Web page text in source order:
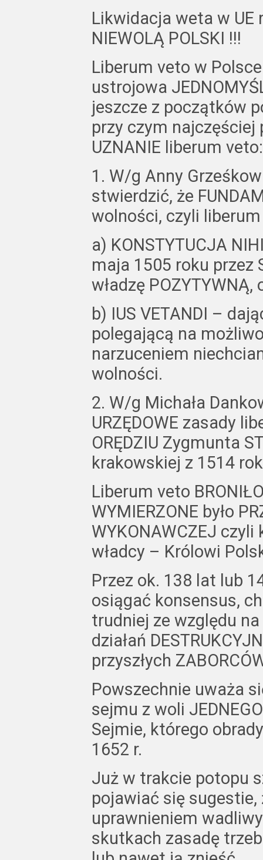
Likwidacja weta w UE
NIEWOLĄ POLSKI !!!
Liberum veto w
ustrojowa
jeszcze z początków
przy czym
UZNANIE liberum veto:
1. W/g Anny
stwierdzić, że
wolności, czyli liberum
a) KONSTYTUCJA
maja 1505 roku przez
władzę POZYTYWNĄ,
b) IUS VETANDI –
polegającą na
narzuceniem
wolności.
2. W/g Michała
URZĘDOWE zasady
ORĘDZIU Zygmunta
krakowskiej z 1514
Liberum veto
WYMIERZONE było
WYKONAWCZEJ
władcy – Królowi
Przez ok. 138 lat lub
osiągać konsensus,
trudniej ze względu na
działań
przyszłych
Powszechnie uważa
sejmu z woli
Sejmie, którego
1652 r.
Już w trakcie potopu
pojawiać się sugestie,
uprawnieniem
skutkach zasadę